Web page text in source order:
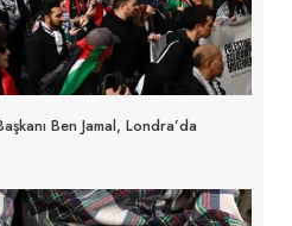
Ben Jamal, Londra’da